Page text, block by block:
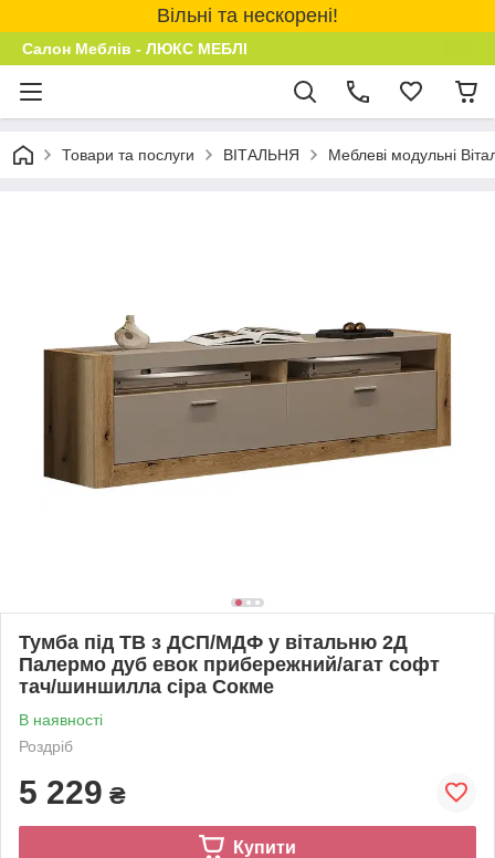
Вільні та нескорені!
Салон Меблів - ЛЮКС МЕБЛІ
Товари та послуги ВІТАЛЬНЯ Меблеві модульні
Тумба під ТВ з ДСП/МДФ у вітальню 2Д
Палермо дуб евок прибережний/агат софт
тач/шиншилла сіра Сокме
В наявності
Роздріб
5 229 ₴
Купити